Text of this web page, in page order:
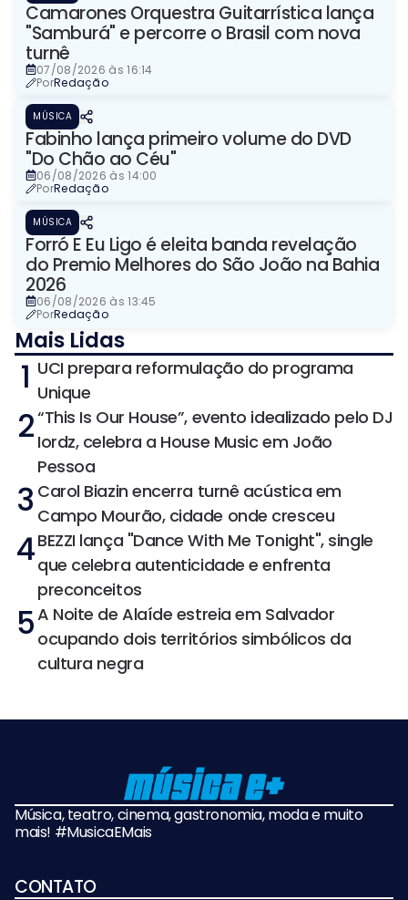
Camarones Orquestra Guitarrística lança
"Samburá" e percorre o Brasil com nova
turnê
07/08/2026 às 16:14
PorRedação
MÚSICA
Fabinho lança primeiro volume do DVD
"Do Chão ao Céu"
06/08/2026 às 14:00
PorRedação
MÚSICA
Forró E Eu Ligo é eleita banda revelação
do Premio Melhores do São João na Bahia
2026
06/08/2026 às 13:45
PorRedação
Mais Lidas
1 UCI prepara reformulação do programa
Unique
2“This Is Our House”, evento idealizado pelo DJ
Iordz, celebra a House Music em João
Pessoa
3 Carol Biazin encerra turnê acústica em
Campo Mourão, cidade onde cresceu
4BEZZI lança "Dance With Me Tonight", single
que celebra autenticidade e enfrenta
preconceitos
5A Noite de Alaíde estreia em Salvador
ocupando dois territórios simbólicos da
cultura negra
Música, teatro, cinema, gastronomia, moda e muito
mais! #MusicaEMais
CONTATO